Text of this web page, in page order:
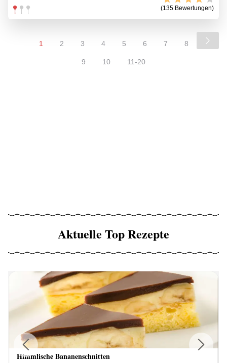
(135 Bewertungen)
1 2 3 4 5 6 7 8
9 10 11-20
Aktuelle Top Rezepte
Himmlische Bananenschnitten
Previous